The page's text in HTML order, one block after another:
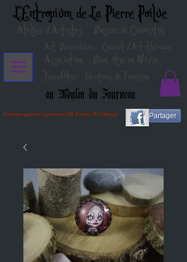
L'Entropium de La Pierre Poilue
Atelier d'Artistes Bazaar de Curiosités
au Moulin du Fourneau
Partager
Livraison gratuite à partir de 80€ d'achat (Fr Métrop)
Art-Bracadabra - Cabinet d'Art-thérapie
TerraVitae - Locations de Tourisme
Association - Bien-être en Nièvre